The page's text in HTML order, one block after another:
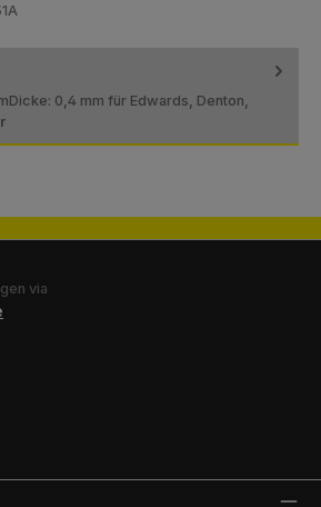
0,4 mm für Edwards, Denton,
via